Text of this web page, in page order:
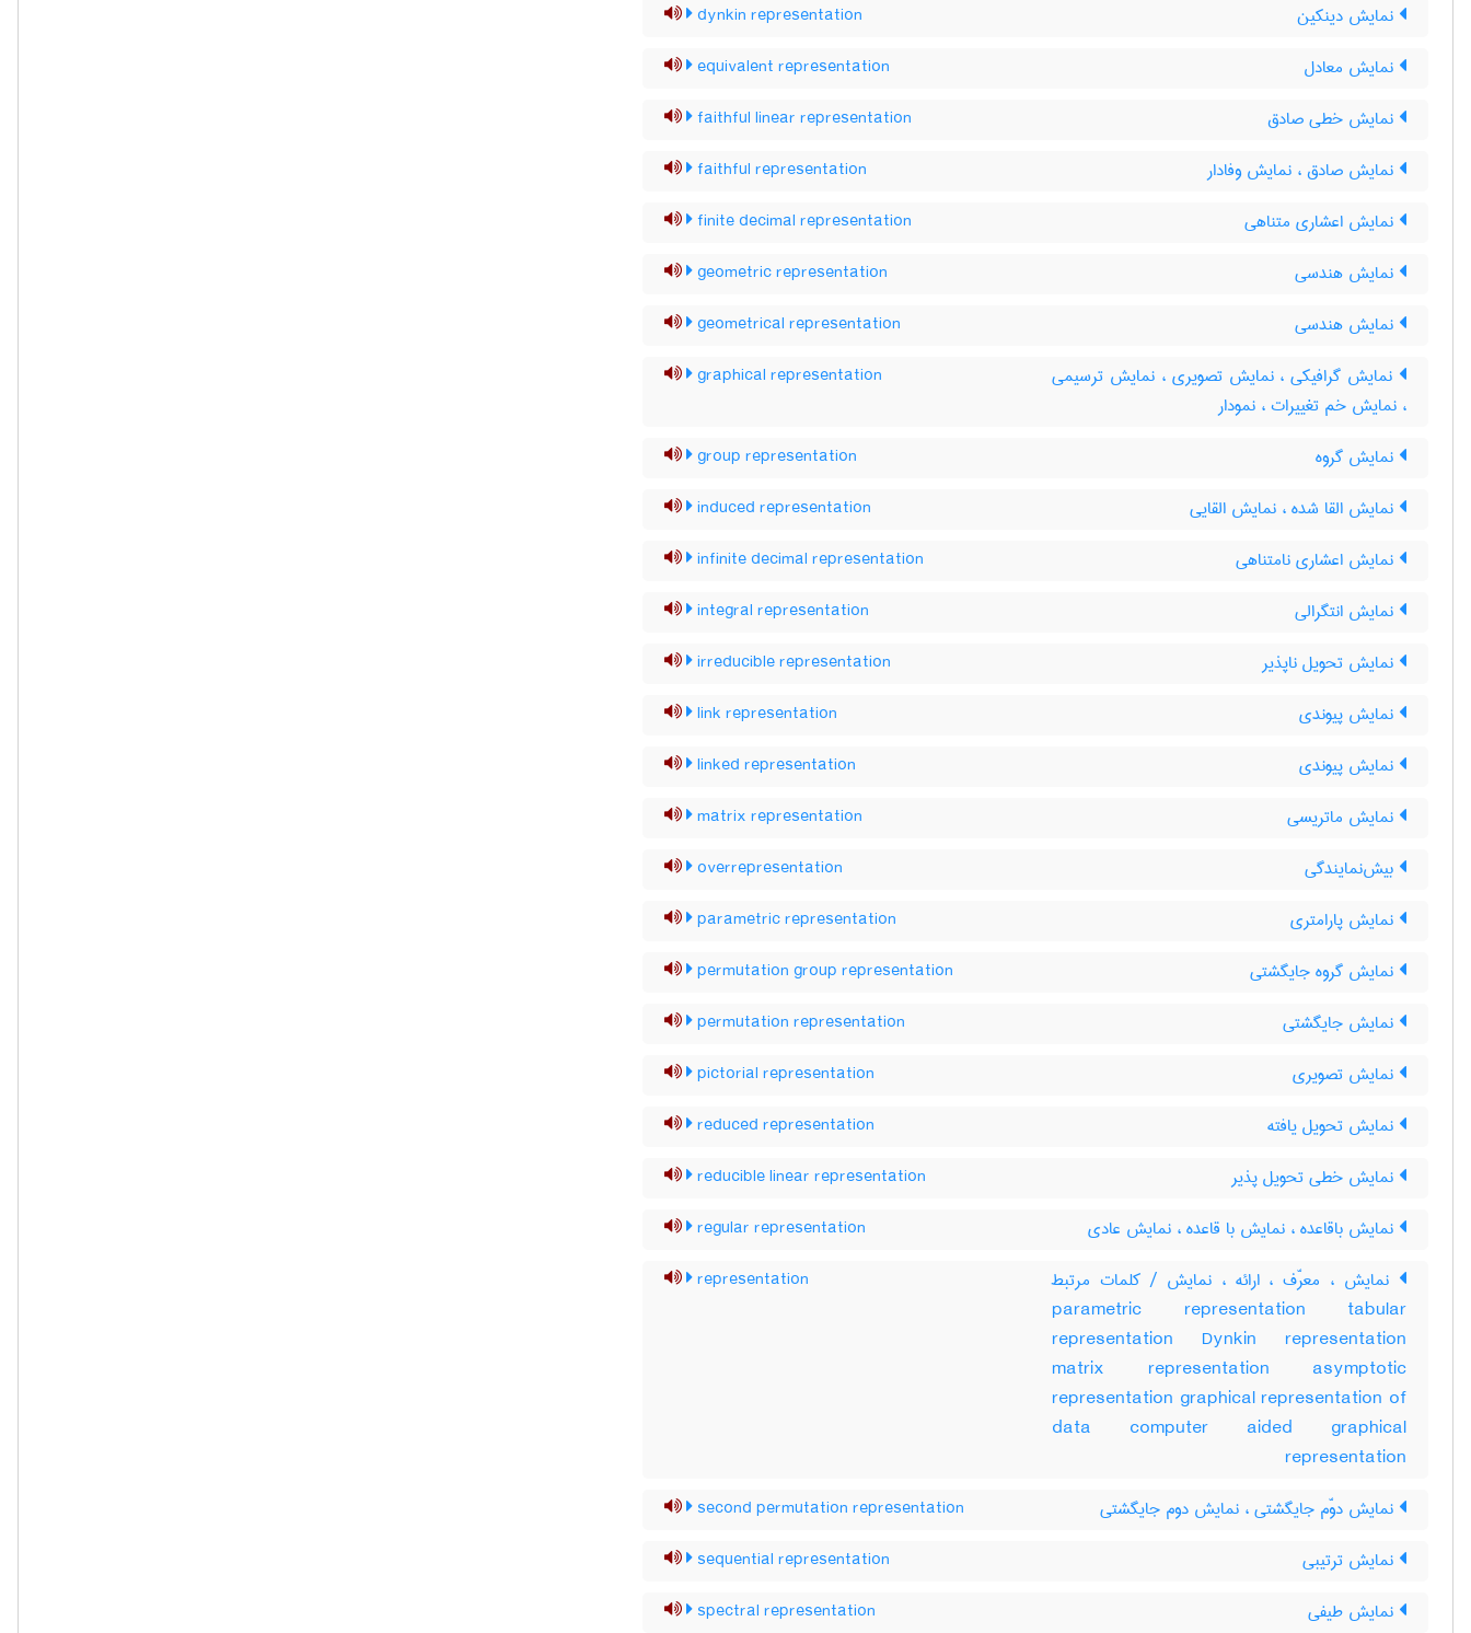
نمایش دینکین dynkin representation
نمایش معادل equivalent representation
نمایش خطی صادق faithful linear representation
نمایش صادق ، نمایش وفادار faithful representation
نمایش اعشاری متناهی finite decimal representation
نمایش هندسی geometric representation
نمایش هندسی geometrical representation
نمایش گرافیکی ، نمایش تصویری ، نمایش ترسیمی
، نمایش خم تغییرات ، نمودار
graphical representation
نمایش گروه group representation
نمایش القا شده ، نمایش القایی induced representation
نمایش اعشاری نامتناهی infinite decimal representation
نمایش انتگرالی integral representation
نمایش تحویل ناپذیر irreducible representation
نمایش پیوندی link representation
نمایش پیوندی linked representation
نمایش ماتریسی matrix representation
بیش‌نمایندگی overrepresentation
نمایش پارامتری parametric representation
نمایش گروه جایگشتی permutation group representation
نمایش جایگشتی permutation representation
نمایش تصویری pictorial representation
نمایش تحویل یافته reduced representation
نمایش خطی تحویل پذیر reducible linear representation
نمایش باقاعده ، نمایش با قاعده ، نمایش عادی regular representation
نمایش ، معرّف ، ارائه ، نمایش / کلمات مرتبط
parametric representation tabular
representation Dynkin representation
matrix representation asymptotic
representation graphical representation of
data computer aided graphical
representation
representation
نمایش دوّم جایگشتی ، نمایش دوم جایگشتی second permutation representation
نمایش ترتیبی sequential representation
نمایش طیفی spectral representation